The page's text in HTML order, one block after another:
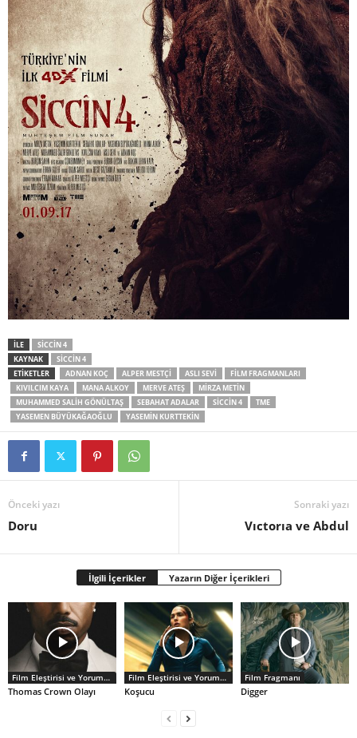
İLE
SICCIN 4
KAYNAK
SICCIN 4
ETİKETLER
ADNAN KOÇ ALPER MESTÇI ASLI SEVI
FILM FRAGMANLARI
KIVILCIM KAYA
MANA ALKOY MERVE ATEŞ
MIRZA METIN
MUHAMMED SALIH GÖNÜLTAŞ
SEBAHAT ADALAR SICCIN 4
TME
YASEMEN BÜYÜKAĞAOĞLU
YASEMIN KURTTEKIN
Önceki yazı
Doru
Sonraki yazı
Vıctorıa ve Abdul
İlgili İçerikler Yazarın Diğer İçerikleri
Film Eleştirisi ve Yorumlar
Thomas Crown Olayı
Film Eleştirisi ve Yorumlar
Koşucu
Film Fragmanı
Digger